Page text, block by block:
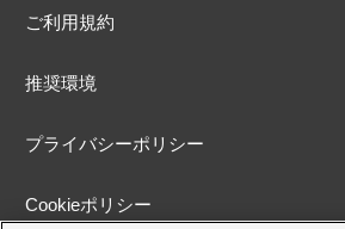
ご利用規約
推奨環境
プライバシーポリシー
Cookieポリシー